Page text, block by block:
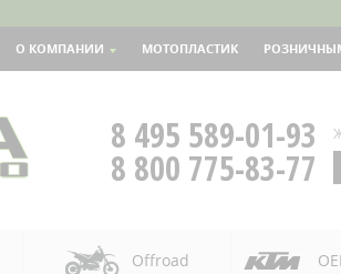
О КОМПАНИИ МОТОПЛАСТИК
8 495 589-01-93
8 800 775-83-77
Offroad